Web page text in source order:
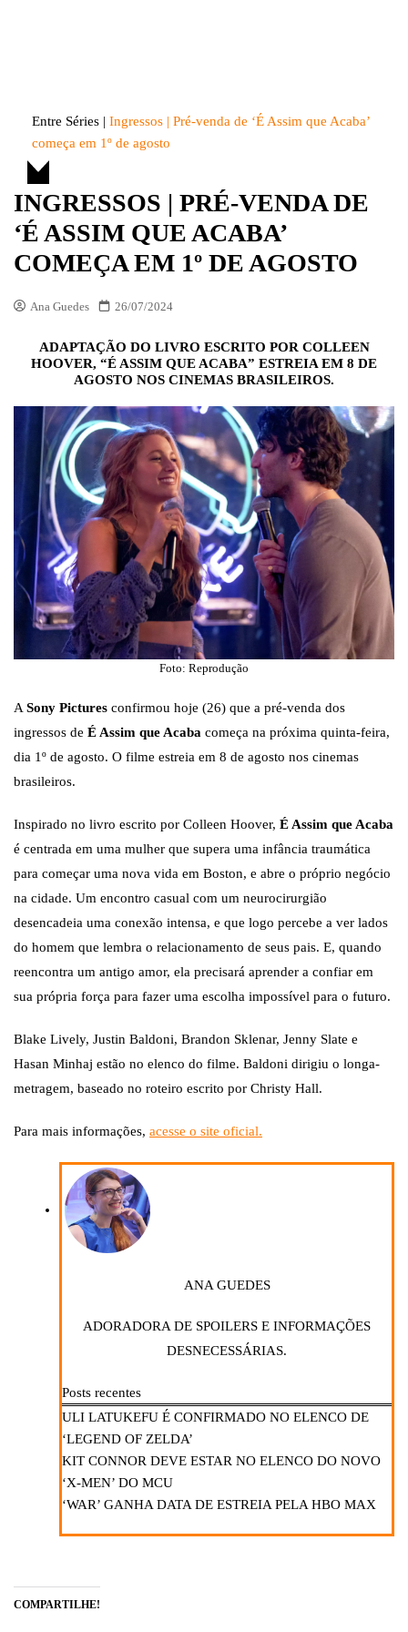
Entre Séries | Ingressos | Pré-venda de ‘É Assim que Acaba’
começa em 1º de agosto
INGRESSOS | PRÉ-VENDA DE
‘É ASSIM QUE ACABA’
COMEÇA EM 1º DE AGOSTO
Ana Guedes 26/07/2024
ADAPTAÇÃO DO LIVRO ESCRITO POR COLLEEN
HOOVER, “É ASSIM QUE ACABA” ESTREIA EM 8 DE
AGOSTO NOS CINEMAS BRASILEIROS.
Foto: Reprodução
A Sony Pictures confirmou hoje (26) que a pré-venda dos
ingressos de É Assim que Acaba começa na próxima quinta-feira,
dia 1º de agosto. O filme estreia em 8 de agosto nos cinemas
brasileiros.
Inspirado no livro escrito por Colleen Hoover, É Assim que Acaba
é centrada em uma mulher que supera uma infância traumática
para começar uma nova vida em Boston, e abre o próprio negócio
na cidade. Um encontro casual com um neurocirurgião
desencadeia uma conexão intensa, e que logo percebe a ver lados
do homem que lembra o relacionamento de seus pais. E, quando
reencontra um antigo amor, ela precisará aprender a confiar em
sua própria força para fazer uma escolha impossível para o futuro.
Blake Lively, Justin Baldoni, Brandon Sklenar, Jenny Slate e
Hasan Minhaj estão no elenco do filme. Baldoni dirigiu o longa-
metragem, baseado no roteiro escrito por Christy Hall.
Para mais informações, acesse o site oficial.
ANA GUEDES
ADORADORA DE SPOILERS E INFORMAÇÕES
DESNECESSÁRIAS.
Posts recentes
ULI LATUKEFU É CONFIRMADO NO ELENCO DE
‘LEGEND OF ZELDA’
KIT CONNOR DEVE ESTAR NO ELENCO DO NOVO
‘X-MEN’ DO MCU
‘WAR’ GANHA DATA DE ESTREIA PELA HBO MAX
COMPARTILHE!